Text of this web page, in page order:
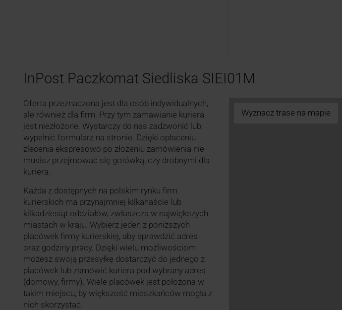
InPost Paczkomat Siedliska SIEI01M
Oferta przeznaczona jest dla osób indywidualnych,
ale również dla firm. Przy tym zamawianie kuriera
jest niezłożone. Wystarczy do nas zadzwonić lub
wypełnić formularz na stronie. Dzięki opłaceniu
zlecenia ekspresowo po złożeniu zamówienia nie
musisz przejmować się gotówką, czy drobnymi dla
kuriera.
Każda z dostępnych na polskim rynku firm
kurierskich ma przynajmniej kilkanaście lub
kilkadziesiąt oddziałów, zwłaszcza w największych
miastach w kraju. Wybierz jeden z poniższych
placówek firmy kurierskiej, aby sprawdzić adres
oraz godziny pracy. Dzięki wielu możliwościom
możesz swoją przesyłkę dostarczyć do jednego z
placówek lub zamówić kuriera pod wybrany adres
(domowy, firmy). Wiele placówek jest położona w
takim miejscu, by większość mieszkańców mogła z
nich skorzystać.
Wyznacz trase na mapie